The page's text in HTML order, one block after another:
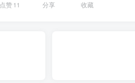
点赞11 分享 收藏